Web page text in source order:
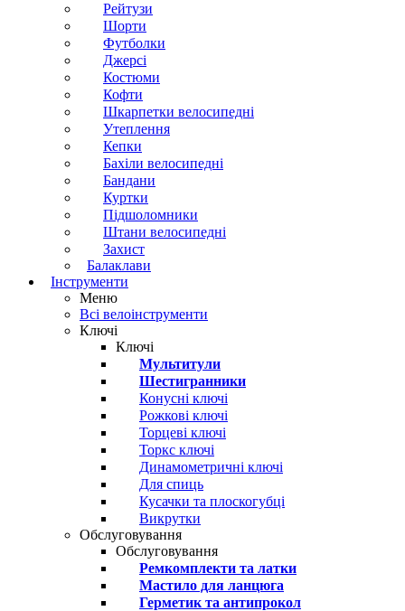
Рейтузи
Шорти
Футболки
Джерсі
Костюми
Кофти
Шкарпетки велосипедні
Утеплення
Кепки
Бахіли велосипедні
Бандани
Куртки
Підшоломники
Штани велосипедні
Захист
Балаклави
Інструменти
Меню
Всі велоінструменти
Ключі
Ключі
Мультитули
Шестигранники
Конусні ключі
Рожкові ключі
Торцеві ключі
Торкс ключі
Динамометричні ключі
Для спиць
Кусачки та плоскогубці
Викрутки
Обслуговування
Обслуговування
Ремкомплекти та латки
Мастило для ланцюга
Герметик та антипрокол